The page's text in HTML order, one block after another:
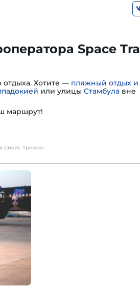
Space
Хотите — пляжный отдых и
или улицы Стамбула вне
маршрут!
Спейс Тревел»